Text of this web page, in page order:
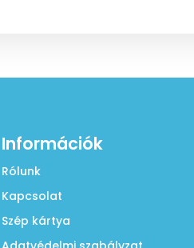
Információk
Rólunk
Kapcsolat
Szép kártya